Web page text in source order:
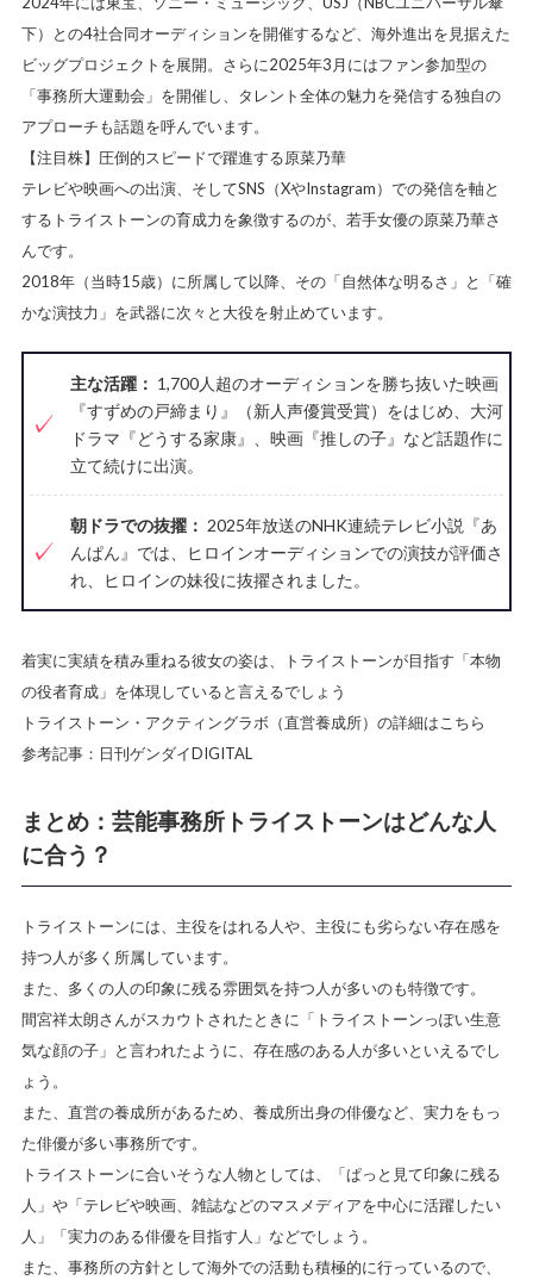
下）との4社合同オーディションを開催するなど、海外進出を見据えた
ビッグプロジェクトを展開。さらに2025年3月にはファン参加型の
「事務所大運動会」を開催し、タレント全体の魅力を発信する独自の
アプローチも話題を呼んでいます。
【注目株】圧倒的スピードで躍進する原菜乃華
テレビや映画への出演、そしてSNS（XやInstagram）での発信を軸と
するトライストーンの育成力を象徴するのが、若手女優の原菜乃華さ
んです。
2018年（当時15歳）に所属して以降、その「自然体な明るさ」と「確
かな演技力」を武器に次々と大役を射止めています。
主な活躍： 1,700人超のオーディションを勝ち抜いた映画
『すずめの戸締まり』（新人声優賞受賞）をはじめ、大河
ドラマ『どうする家康』、映画『推しの子』など話題作に
立て続けに出演。
朝ドラでの抜擢： 2025年放送のNHK連続テレビ小説『あ
んぱん』では、ヒロインオーディションでの演技が評価さ
れ、ヒロインの妹役に抜擢されました。
着実に実績を積み重ねる彼女の姿は、トライストーンが目指す「本物
の役者育成」を体現していると言えるでしょう
トライストーン・アクティングラボ（直営養成所）の詳細はこちら
参考記事：日刊ゲンダイDIGITAL
まとめ：芸能事務所トライストーンはどんな人
に合う？
トライストーンには、主役をはれる人や、主役にも劣らない存在感を
持つ人が多く所属しています。
また、多くの人の印象に残る雰囲気を持つ人が多いのも特徴です。
間宮祥太朗さんがスカウトされたときに「トライストーンっぽい生意
気な顔の子」と言われたように、存在感のある人が多いといえるでし
ょう。
また、直営の養成所があるため、養成所出身の俳優など、実力をもっ
た俳優が多い事務所です。
トライストーンに合いそうな人物としては、「ぱっと見て印象に残る
人」や「テレビや映画、雑誌などのマスメディアを中心に活躍したい
人」「実力のある俳優を目指す人」などでしょう。
また、事務所の方針として海外での活動も積極的に行っているので、